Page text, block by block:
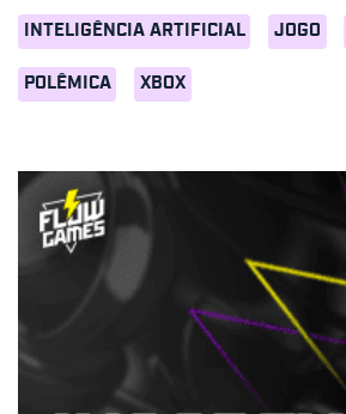
INTELIGÊNCIA ARTIFICIAL JOGO
POLÊMICA XBOX